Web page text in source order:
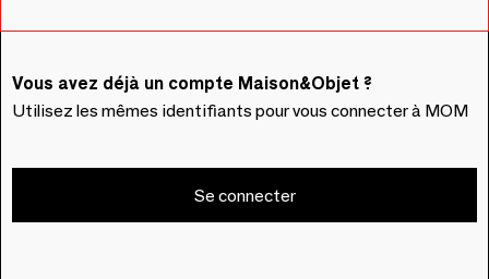
Vous avez déjà un compte Maison&Objet ?
Utilisez les mêmes identifiants pour vous connecter à MOM
Se connecter